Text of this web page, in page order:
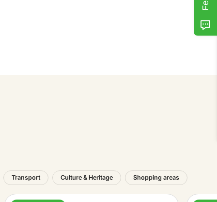
Transport Culture & Heritage Shopping areas